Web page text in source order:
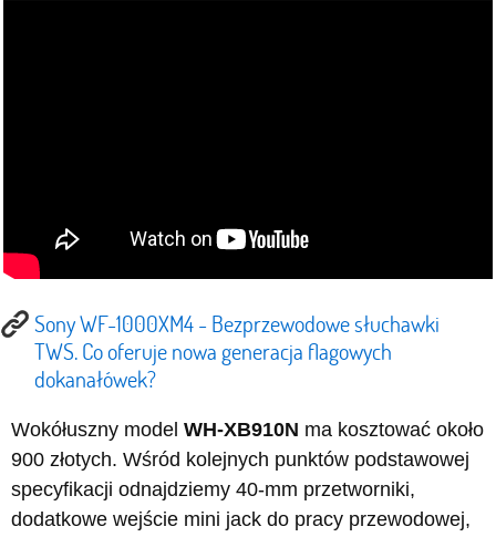
Sony WF-1000XM4 - Bezprzewodowe słuchawki
TWS. Co oferuje nowa generacja flagowych
dokanałówek?
Wokółuszny model WH-XB910N ma kosztować około
900 złotych. Wśród kolejnych punktów podstawowej
specyfikacji odnajdziemy 40-mm przetworniki,
dodatkowe wejście mini jack do pracy przewodowej,